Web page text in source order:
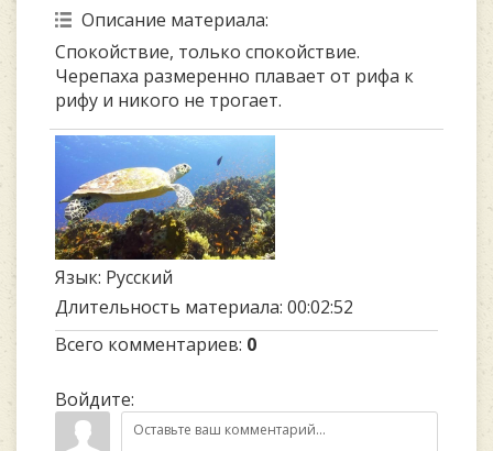
Описание материала:
Спокойствие, только спокойствие.
Черепаха размеренно плавает от рифа к
рифу и никого не трогает.
Язык: Русский
Длительность материала: 00:02:52
Всего комментариев: 0
Войдите: